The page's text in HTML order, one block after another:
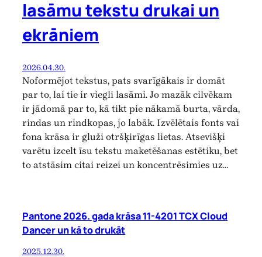
lasāmu tekstu drukai un
ekrāniem
2026.04.30.
Noformējot tekstus, pats svarīgākais ir domāt
par to, lai tie ir viegli lasāmi. Jo mazāk cilvēkam
ir jādomā par to, kā tikt pie nākamā burta, vārda,
rindas un rindkopas, jo labāk. Izvēlētais fonts vai
fona krāsa ir gluži otršķirīgas lietas. Atsevišķi
varētu izcelt īsu tekstu maketēšanas estētiku, bet
to atstāsim citai reizei un koncentrēsimies uz…
Pantone 2026. gada krāsa 11-4201 TCX Cloud
Dancer un kā to drukāt
2025.12.30.